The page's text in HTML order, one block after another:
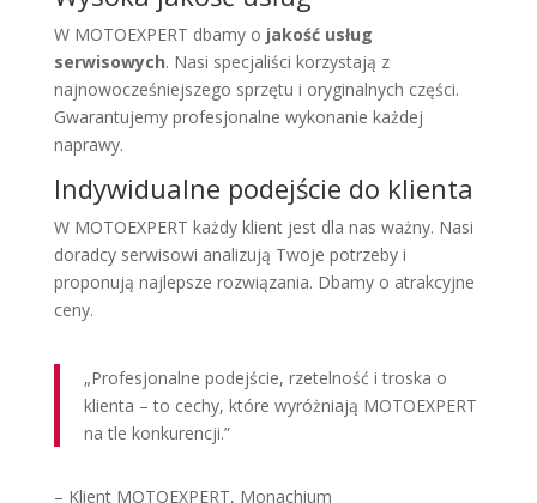
W MOTOEXPERT dbamy o jakość usług
serwisowych. Nasi specjaliści korzystają z
najnowocześniejszego sprzętu i oryginalnych części.
Gwarantujemy profesjonalne wykonanie każdej
naprawy.
Indywidualne podejście do klienta
W MOTOEXPERT każdy klient jest dla nas ważny. Nasi
doradcy serwisowi analizują Twoje potrzeby i
proponują najlepsze rozwiązania. Dbamy o atrakcyjne
ceny.
„Profesjonalne podejście, rzetelność i troska o
klienta – to cechy, które wyróżniają MOTOEXPERT
na tle konkurencji.”
– Klient MOTOEXPERT, Monachium